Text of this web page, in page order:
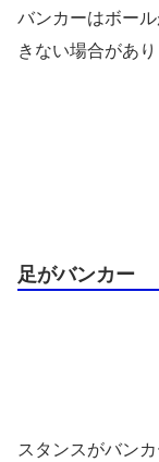
バンカーはボー
きない場合があり
足がバンカー
スタンスがバン